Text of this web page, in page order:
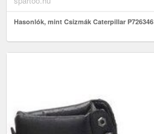
Hasonlók, mint Csizmák Caterpillar P726346